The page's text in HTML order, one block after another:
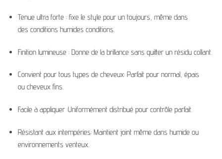
Tenue ultra forte : fixe le style pour un toujours, même dans
des conditions humides conditions.
Finition lumineuse : Donne de la brillance sans quitter un résidu collant.
Convient pour tous types de cheveux: Parfait pour normal, épais
ou cheveux fins.
Facile à appliquer :Uniformément distribué pour contrôle parfait.
Résistant aux intempéries: Maintient joint même dans humide ou
environnements venteux.